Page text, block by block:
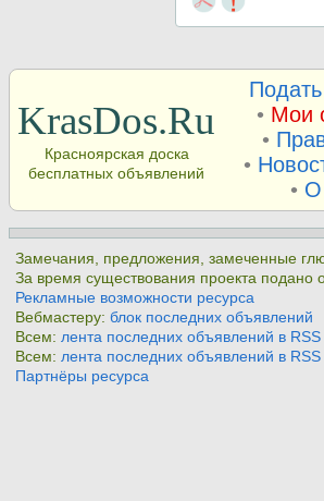
KrasDos.Ru
Красноярская доска
бесплатных объявлений
• Мои
•
•
• О
Замечания, предложения, замеченные
За время существования проекта подано
Рекламные возможности ресурса
Вебмастеру:блок последних объявлений
Всем: лента последних объявлений в
Всем: лента последних объявлений в RSS
Партнёры ресурса